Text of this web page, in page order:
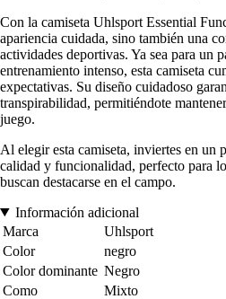
Con la camiseta Uhlsport Essential
apariencia cuidada, sino también una
actividades deportivas. Ya sea para un
entrenamiento intenso, esta camiseta
expectativas. Su diseño cuidadoso
transpirabilidad, permitiéndote
juego.
Al elegir esta camiseta, inviertes en un
calidad y funcionalidad, perfecto para
buscan destacarse en el campo.
Información adicional
Marca
Uhlsport
Color
negro
Color dominante Negro
Como
Mixto